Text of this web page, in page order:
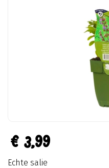
€ 3,99
Echte salie